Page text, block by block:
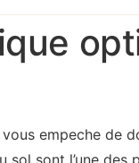
empeche de
sont l’une